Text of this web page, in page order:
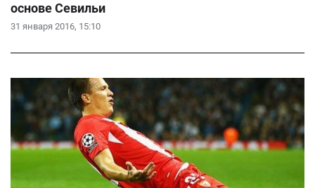
31 января 2016, 15:10
основе Севильи